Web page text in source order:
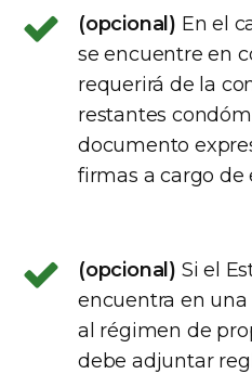
(opcional) En el
se encuentre en
requerirá de la
restantes
documento
firmas a cargo de
(opcional) Si el
encuentra en
al régimen de
debe adjuntar